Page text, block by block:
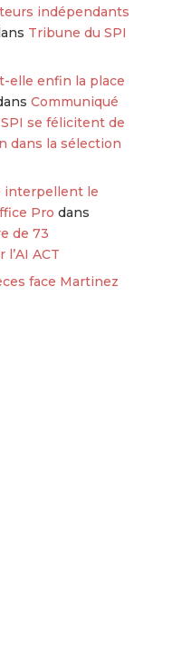
indépendants
Tribune du SPI
elle enfin la place
Communiqué
se félicitent de
dans la sélection
interpellent le
Pro dans
de 73
ACT
face Martinez